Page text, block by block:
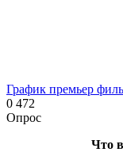
График премьер
0 472
Опрос
Что